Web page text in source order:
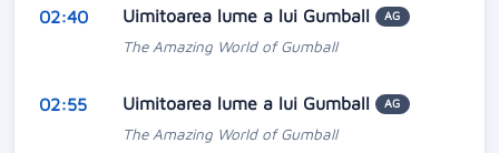
02:40 Uimitoarea lume a lui Gumball AG
The Amazing World of Gumball
02:55 Uimitoarea lume a lui Gumball AG
The Amazing World of Gumball